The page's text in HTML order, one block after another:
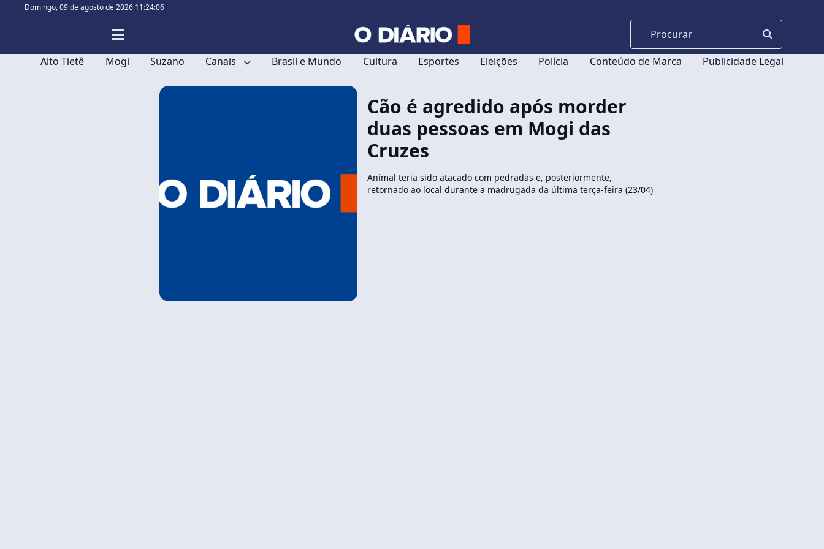
Domingo,09 de agosto de 2026 11:24:06
Alto Tietê Mogi Suzano Canais Brasil e Mundo Cultura Esportes Eleições Polícia Conteúdo de Marca Publicidade Legal
Cão é agredido após morder
duas pessoas em Mogi das
Cruzes
Animal teria sido atacado com pedradas e, posteriormente,
retornado ao local durante a madrugada da última terça-feira (23/04)